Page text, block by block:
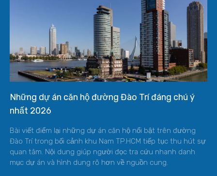
Những dự án căn hộ đường Đào Trí đáng chú ý
nhất 2026
Bài viết điểm lại những dự án căn hộ nổi bật trên đường
Đào Trí trong bối cảnh khu Nam TP.HCM tiếp tục thu hút sự
quan tâm. Nội dung giúp người đọc tra cứu nhanh danh
mục dự án và hình dung rõ hơn về nguồn cung.